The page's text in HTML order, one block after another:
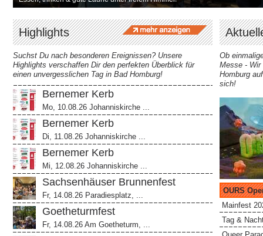
Highlights
Suchst Du nach besonderen Ereignissen? Unsere
Highlights verschaffen Dir den perfekten Überblick für
einen unvergesslichen Tag in Bad Homburg!
Bernemer Kerb
Mo, 10.08.26 Johanniskirche ...
Bernemer Kerb
Di, 11.08.26 Johanniskirche ...
Bernemer Kerb
Mi, 12.08.26 Johanniskirche ...
Sachsenhäuser Brunnenfest
Fr, 14.08.26 Paradiesplatz, ...
Goetheturmfest
Fr, 14.08.26 Am Goetheturm, ...
Ob
Messe - Wir
Homburg
sich!
OURS
Mainfest
Tag &